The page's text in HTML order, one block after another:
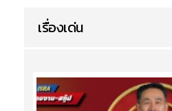
เรื่องเด่น